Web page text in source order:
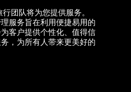
团队将为您提供服务。
服务旨在利用便捷易用的
客户提供个性化、值得信
，为所有人带来更美好的